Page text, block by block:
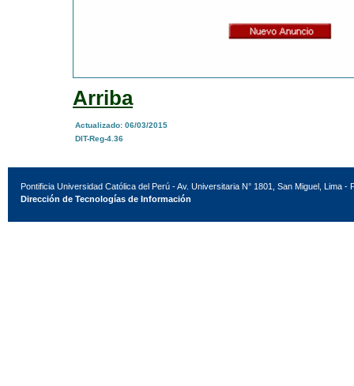
Arriba
Actualizado: 06/03/2015
DIT-Reg-4.36
Pontificia Universidad Católica del Perú - Av. Universitaria N° 1801, San Miguel, Lima -
Dirección de Tecnologías de Información